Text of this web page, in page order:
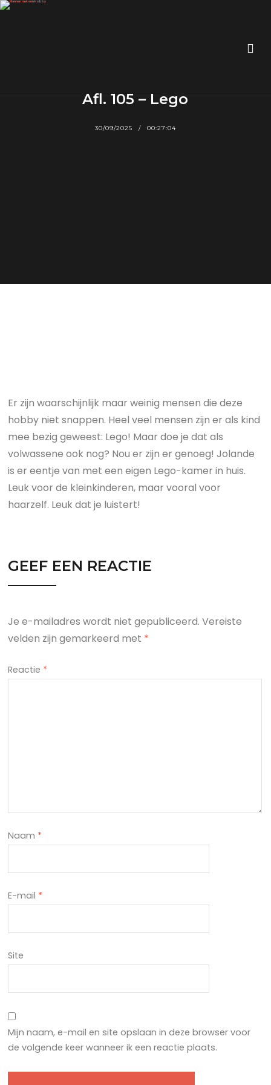
Afl. 105 – Lego
30/09/2025 00:27:04
Er zijn waarschijnlijk maar weinig mensen die deze
hobby niet snappen. Heel veel mensen zijn er als kind
mee bezig geweest: Lego! Maar doe je dat als
volwassene ook nog? Nou er zijn er genoeg! Jolande
is er eentje van met een eigen Lego-kamer in huis.
Leuk voor de kleinkinderen, maar vooral voor
haarzelf. Leuk dat je luistert!
GEEF EEN REACTIE
Je e-mailadres wordt niet gepubliceerd. Vereiste
velden zijn gemarkeerd met *
Reactie *
Naam *
E-mail *
Site
Mijn naam, e-mail en site opslaan in deze browser voor
de volgende keer wanneer ik een reactie plaats.